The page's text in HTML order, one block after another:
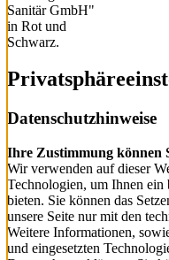
Datenschutzhinweise
Ihre Zustimmung können
Wir verwenden auf dieser
Technologien, um Ihnen ein
bieten. Sie können das
unsere Seite nur mit den
Weitere Informationen,
und eingesetzten